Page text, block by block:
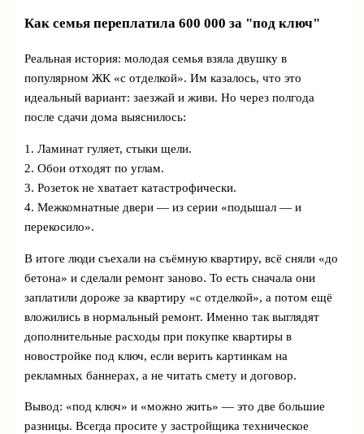
Как семья переплатила 600 000 за "под ключ"
Реальная история: молодая семья взяла двушку в
популярном ЖК «с отделкой». Им казалось, что это
идеальный вариант: заезжай и живи. Но через полгода
после сдачи дома выяснилось:
1. Ламинат гуляет, стыки щели.
2. Обои отходят по углам.
3. Розеток не хватает катастрофически.
4. Межкомнатные двери — из серии «подышал — и
перекосило».
В итоге люди съехали на съёмную квартиру, всё сняли «до
бетона» и сделали ремонт заново. То есть сначала они
заплатили дороже за квартиру «с отделкой», а потом ещё
вложились в нормальный ремонт. Именно так выглядят
дополнительные расходы при покупке квартиры в
новостройке под ключ, если верить картинкам на
рекламных баннерах, а не читать смету и договор.
Вывод: «под ключ» и «можно жить» — это две большие
разницы. Всегда просите у застройщика техническое